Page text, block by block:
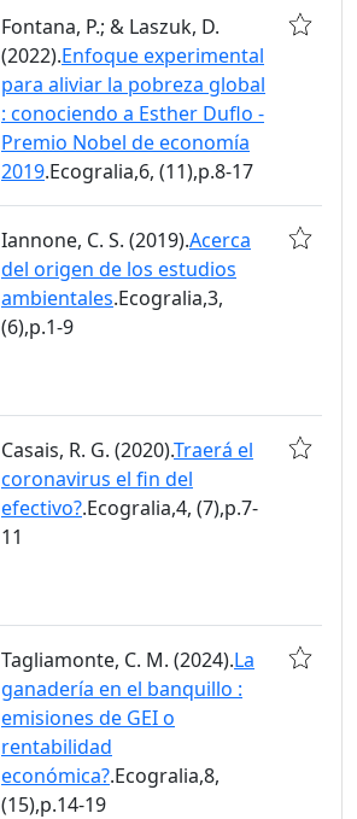
Fontana, P.; & Laszuk, D.
(2022).Enfoque experimental
para aliviar la pobreza global
: conociendo a Esther Duflo -
Premio Nobel de economía
2019.Ecogralia,6, (11),p.8-17
Iannone, C. S. (2019).Acerca
del origen de los estudios
ambientales.Ecogralia,3,
(6),p.1-9
Casais, R. G. (2020).Traerá el
coronavirus el fin del
efectivo?.Ecogralia,4, (7),p.7-
11
Tagliamonte, C. M. (2024).La
ganadería en el banquillo :
emisiones de GEI o
rentabilidad
económica?.Ecogralia,8,
(15),p.14-19